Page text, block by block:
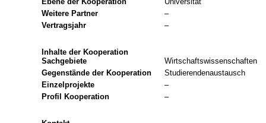
Weitere Partner
–
Vertragsjahr
–
Inhalte der Kooperation
Sachgebiete
Wirtschaftswissenschaften
Gegenstände der Kooperation
Studierendenaustausch
Einzelprojekte
–
Profil Kooperation
–